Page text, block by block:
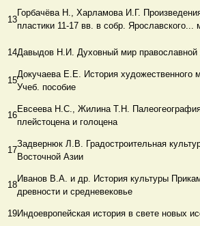
13
Горбачёва Н., Харламова И.Г.
пластики 11-17 вв. в собр. Ярославского...
14Давыдов Н.И. Духовный мир православной
15
Докучаева Е.Е. История художественного
Учеб. пособие
16
Евсеева Н.С., Жилина Т.Н. Палеогеография
плейстоцена и голоцена
17
Задвернюк Л.В. Градостроительная
Восточной Азии
18
Иванов В.А. и др. История культуры
древности и средневековье
19Индоевропейская история в свете новых